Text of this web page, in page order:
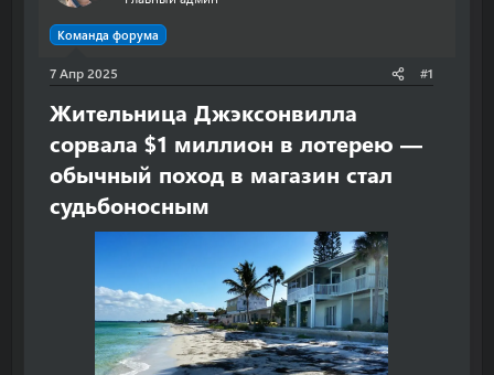
м
а
Команда форума
7 Апр 2025 #1
Жительница Джэксонвилла
сорвала $1 миллион в лотерею —
обычный поход в магазин стал
судьбоносным